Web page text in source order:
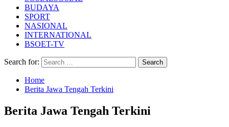
BUDAYA
SPORT
NASIONAL
INTERNATIONAL
BSOET-TV
Search for:
Home
Berita Jawa Tengah Terkini
Berita Jawa Tengah Terkini